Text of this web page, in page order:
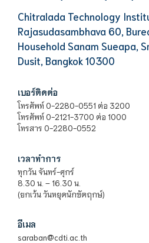
Chitralada Technology
Rajasudasambhava 60,
Household Sanam Sueapa,
Dusit, Bangkok 10300
เบอร์ติดต่อ
โทรศัพท์ 0-2280-0551 ต่อ 3200
โทรศัพท์ 0-2121-3700 ต่อ 1000
โทรสาร 0-2280-0552
เวลาทำการ
ทุกวัน จันทร์-ศุกร์
8.30 น. – 16.30 น.
(ยกเว้น วันหยุดนักขัตฤกษ์)
อีเมล
saraban@cdti.ac.th